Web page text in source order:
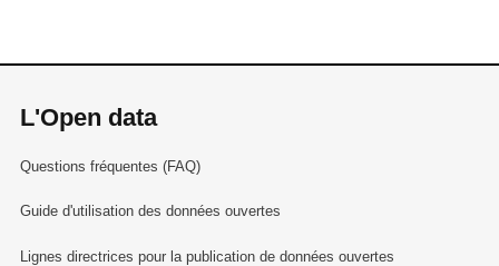
L'Open data
Questions fréquentes (FAQ)
Guide d'utilisation des données ouvertes
Lignes directrices pour la publication de données ouvertes